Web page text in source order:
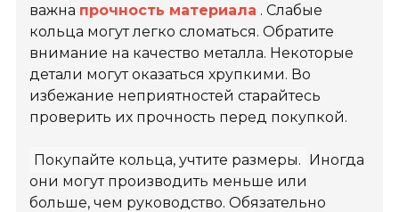
важна прочность материала . Слабые
кольца могут легко сломаться. Обратите
внимание на качество металла. Некоторые
детали могут оказаться хрупкими. Во
избежание неприятностей старайтесь
проверить их прочность перед покупкой.
Покупайте кольца, учтите размеры. Иногда
они могут производить меньше или
больше, чем руководство. Обязательно